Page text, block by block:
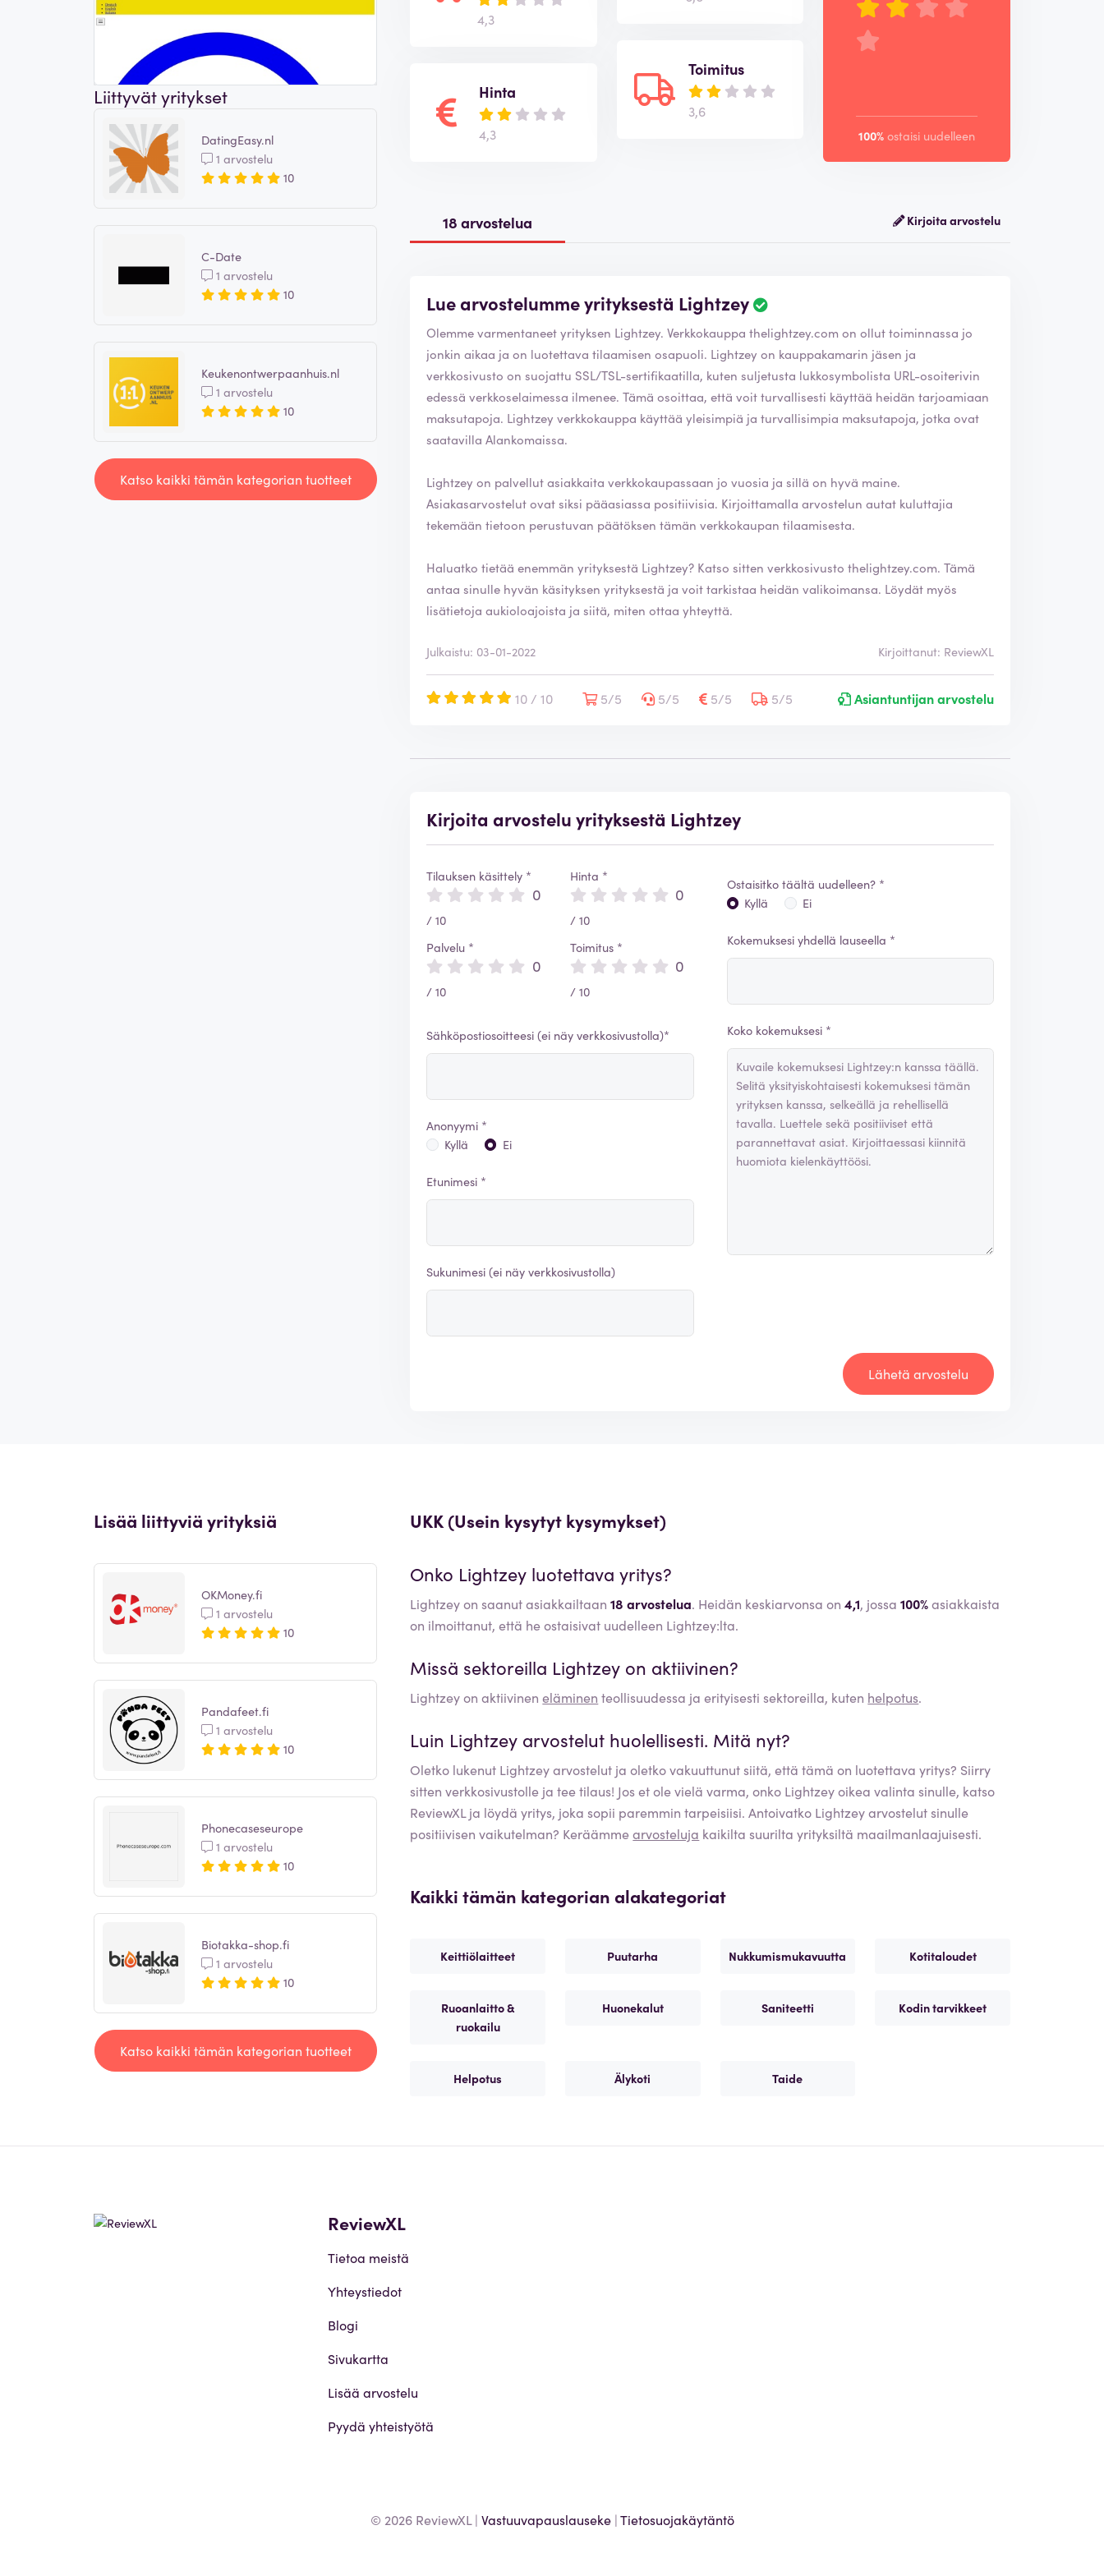
Liittyvät yritykset
DatingEasy.nl
1 arvostelu
10
C-Date
1 arvostelu
10
Keukenontwerpaanhuis.nl
1 arvostelu
10
Katso kaikki tämän kategorian tuotteet
4,3
Hinta
4,3
Toimitus
3,6
100% ostaisi uudelleen
18 arvostelua Kirjoita arvostelu
Lue arvostelumme yrityksestä Lightzey
Olemme varmentaneet yrityksen Lightzey. Verkkokauppathelightzey.com on ollut toiminnassa jo
jonkin aikaa ja on luotettava tilaamisen osapuoli. Lightzey on kauppakamarin jäsen ja
verkkosivusto on suojattu SSL/TSL-sertifikaatilla, kuten suljetusta lukkosymbolista URL-osoiterivin
edessä verkkoselaimessa ilmenee. Tämä osoittaa, että voit turvallisesti käyttää heidän tarjoamiaan
maksutapoja. Lightzey verkkokauppa käyttää yleisimpiä ja turvallisimpia maksutapoja, jotka ovat
saatavilla Alankomaissa.
Lightzey on palvellut asiakkaita verkkokaupassaan jo vuosia ja sillä on hyvä maine.
Asiakasarvostelut ovat siksi pääasiassa positiivisia. Kirjoittamalla arvostelun autat kuluttajia
tekemään tietoon perustuvan päätöksen tämän verkkokaupan tilaamisesta.
Haluatko tietää enemmän yrityksestä Lightzey? Katso sitten verkkosivustothelightzey.com. Tämä
antaa sinulle hyvän käsityksen yrityksestä ja voit tarkistaa heidän valikoimansa. Löydät myös
lisätietoja aukioloajoista ja siitä, miten ottaa yhteyttä.
Julkaistu: 03-01-2022 Kirjoittanut: ReviewXL
10 / 10 5/5 5/5 5/5 5/5 Asiantuntijan arvostelu
Kirjoita arvostelu yrityksestä Lightzey
Tilauksen käsittely *
0
/ 10
Palvelu *
0
/ 10
Hinta *
0
/ 10
Toimitus *
0
/ 10
Sähköpostiosoitteesi (ei näy verkkosivustolla)*
Anonyymi *
Kyllä
Ei
Etunimesi *
Sukunimesi (ei näy verkkosivustolla)
Ostaisitko täältä uudelleen? *
Kyllä
Ei
Kokemuksesi yhdellä lauseella *
Koko kokemuksesi *
Lähetä arvostelu
Lisää liittyviä yrityksiä
OKMoney.fi
1 arvostelu
10
Pandafeet.fi
1 arvostelu
10
Phonecaseseurope
1 arvostelu
10
Biotakka-shop.fi
1 arvostelu
10
Katso kaikki tämän kategorian tuotteet
UKK (Usein kysytyt kysymykset)
Onko Lightzey luotettava yritys?
Lightzey on saanut asiakkailtaan18 arvostelua. Heidän keskiarvonsa on4,1, jossa100%asiakkaista
on ilmoittanut, että he ostaisivat uudelleen Lightzey:lta.
Missä sektoreilla Lightzey on aktiivinen?
Lightzeyon aktiivineneläminen teollisuudessa ja erityisesti sektoreilla, kuten helpotus.
Luin Lightzey arvostelut huolellisesti. Mitä nyt?
Oletko lukenut Lightzeyarvostelut ja oletko vakuuttunut siitä, että tämä on luotettava yritys? Siirry
sitten verkkosivustolle ja tee tilaus! Jos et ole vielä varma, onko Lightzeyoikea valinta sinulle, katso
ReviewXL ja löydä yritys, joka sopii paremmin tarpeisiisi. Antoivatko Lightzeyarvostelut sinulle
positiivisen vaikutelman? Keräämmearvosteluja kaikilta suurilta yrityksiltä maailmanlaajuisesti.
Kaikki tämän kategorian alakategoriat
Keittiölaitteet Puutarha Nukkumismukavuutta Kotitaloudet
Ruoanlaitto &
ruokailu
Huonekalut Saniteetti Kodin tarvikkeet
Helpotus Älykoti Taide
ReviewXL
Tietoa meistä
Yhteystiedot
Blogi
Sivukartta
Lisää arvostelu
Pyydä yhteistyötä
© 2026 ReviewXL | Vastuuvapauslauseke|Tietosuojakäytäntö